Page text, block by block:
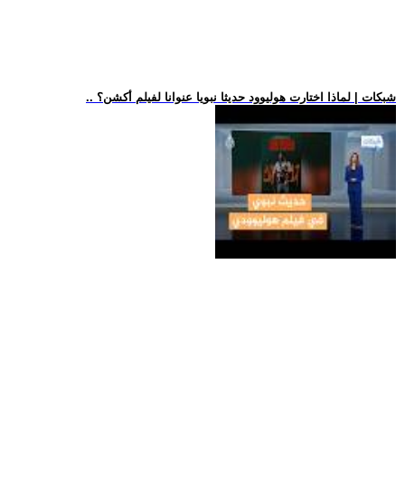
.. شبكات | لماذا اختارت هوليوود حديثا نبويا عنوانا لفيلم أكشن؟